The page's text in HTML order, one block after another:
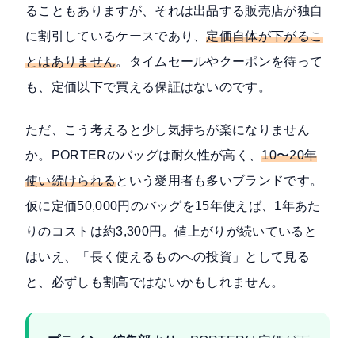
ることもありますが、それは出品する販売店が独自
に割引しているケースであり、定価自体が下がるこ
とはありません。タイムセールやクーポンを待って
も、定価以下で買える保証はないのです。
ただ、こう考えると少し気持ちが楽になりません
か。PORTERのバッグは耐久性が高く、10〜20年
使い続けられるという愛用者も多いブランドです。
仮に定価50,000円のバッグを15年使えば、1年あた
りのコストは約3,300円。値上がりが続いていると
はいえ、「長く使えるものへの投資」として見る
と、必ずしも割高ではないかもしれません。